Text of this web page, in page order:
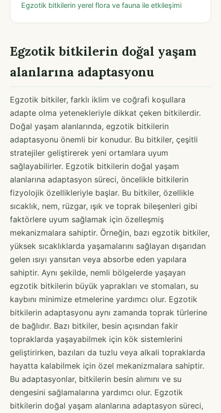
Egzotik bitkilerin yerel flora ve fauna ile etkileşimi
Egzotik bitkilerin doğal yaşam
alanlarına adaptasyonu
Egzotik bitkiler, farklı iklim ve coğrafi koşullara
adapte olma yetenekleriyle dikkat çeken bitkilerdir.
Doğal yaşam alanlarında, egzotik bitkilerin
adaptasyonu önemli bir konudur. Bu bitkiler, çeşitli
stratejiler geliştirerek yeni ortamlara uyum
sağlayabilirler. Egzotik bitkilerin doğal yaşam
alanlarına adaptasyon süreci, öncelikle bitkilerin
fizyolojik özellikleriyle başlar. Bu bitkiler, özellikle
sıcaklık, nem, rüzgar, ışık ve toprak bileşenleri gibi
faktörlere uyum sağlamak için özelleşmiş
mekanizmalara sahiptir. Örneğin, bazı egzotik bitkiler,
yüksek sıcaklıklarda yaşamalarını sağlayan dışarıdan
gelen ısıyı yansıtan veya absorbe eden yapılara
sahiptir. Aynı şekilde, nemli bölgelerde yaşayan
egzotik bitkilerin büyük yaprakları ve stomaları, su
kaybını minimize etmelerine yardımcı olur. Egzotik
bitkilerin adaptasyonu aynı zamanda toprak türlerine
de bağlıdır. Bazı bitkiler, besin açısından fakir
topraklarda yaşayabilmek için kök sistemlerini
geliştirirken, bazıları da tuzlu veya alkali topraklarda
hayatta kalabilmek için özel mekanizmalara sahiptir.
Bu adaptasyonlar, bitkilerin besin alımını ve su
dengesini sağlamalarına yardımcı olur. Egzotik
bitkilerin doğal yaşam alanlarına adaptasyon süreci,